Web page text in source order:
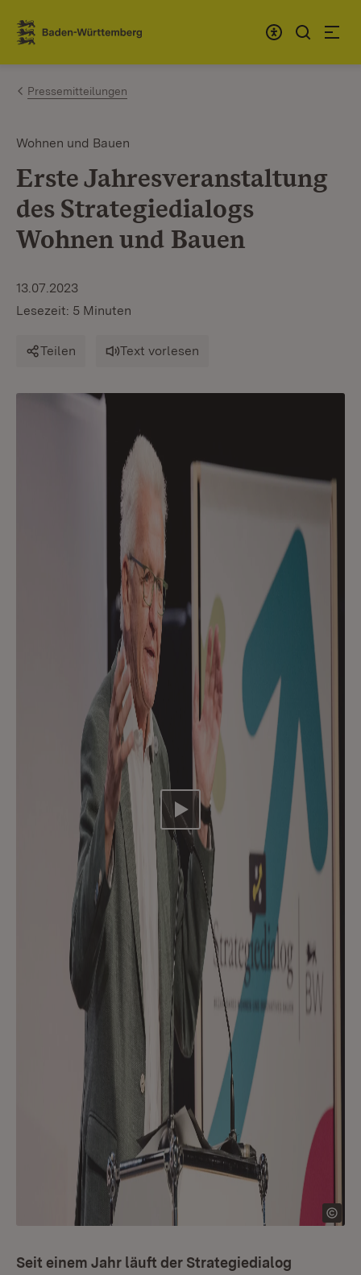
Zum Inhalt springen
Link zur Startseite
Pressemitteilungen
Wohnen und Bauen
Erste Jahresveranstaltung
des Strategiedialogs
Wohnen und Bauen
13.07.2023
Lesezeit: 5 Minuten
Teilen Text vorlesen
Video abspielen
Seit einem Jahr läuft der Strategiedialog